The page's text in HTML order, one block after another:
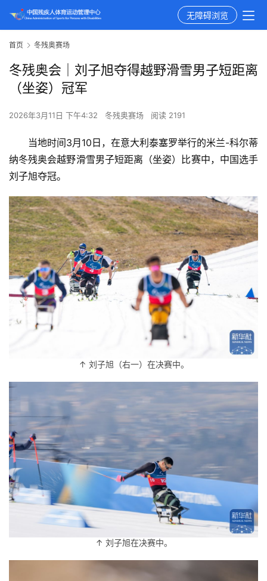
无障碍浏览
首页 冬残奥赛场
冬残奥会｜刘子旭夺得越野滑雪男子短距离
（坐姿）冠军
2026年3月11日 下午4:32 冬残奥赛场 阅读 2191
当地时间3月10日，在意大利泰塞罗举行的米兰-科尔蒂
纳冬残奥会越野滑雪男子短距离（坐姿）比赛中，中国选手
刘子旭夺冠。
↑ 刘子旭（右一）在决赛中。
↑ 刘子旭在决赛中。